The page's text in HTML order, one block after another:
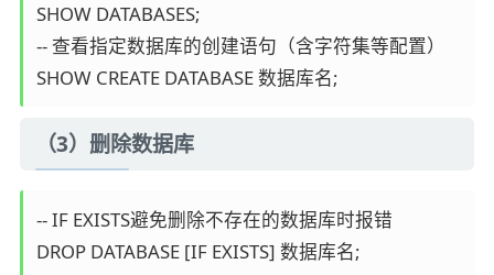
SHOW DATABASES;
-- 查看指定数据库的创建语句（含字符集等配置）
SHOW CREATE DATABASE 数据库名;
（3）删除数据库
-- IF EXISTS避免删除不存在的数据库时报错
DROP DATABASE [IF EXISTS] 数据库名;